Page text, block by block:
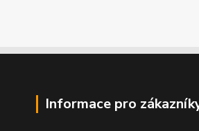
Informace pro